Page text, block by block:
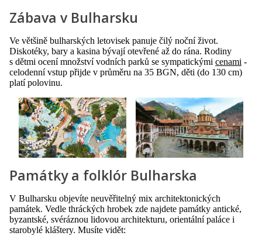
Zábava v Bulharsku
Ve většině bulharských letovisek panuje čilý noční život.
Diskotéky, bary a kasina bývají otevřené až do rána. Rodiny
s dětmi ocení množství vodních parků se sympatickými cenami -
celodenní vstup přijde v průměru na 35 BGN, děti (do 130 cm)
platí polovinu.
Památky a folklór Bulharska
V Bulharsku objevíte neuvěřitelný mix architektonických
památek. Vedle thráckých hrobek zde najdete památky antické,
byzantské, svéráznou lidovou architekturu, orientální paláce i
starobylé kláštery. Musíte vidět: